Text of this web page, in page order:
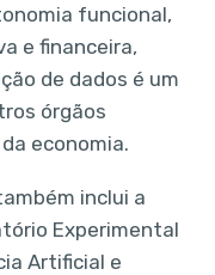
funcional,
e financeira,
de dados é um
órgãos
economia.
inclui a
Experimental
Artificial e